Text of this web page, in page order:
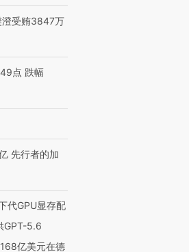
私7万
含3种
100种
【商旅对话】华住集团
CFO：不靠规模取胜，华
澄受贿3847万
点 跌幅
先行者的加
代GPU显存配
GPT-5.6
亿美元在德